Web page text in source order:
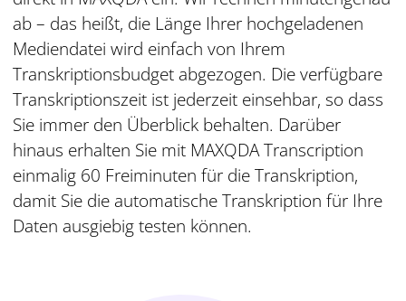
ab – das heißt, die Länge Ihrer hochgeladenen
Mediendatei wird einfach von Ihrem
Transkriptionsbudget abgezogen. Die verfügbare
Transkriptionszeit ist jederzeit einsehbar, so dass
Sie immer den Überblick behalten. Darüber
hinaus erhalten Sie mit MAXQDA Transcription
einmalig 60 Freiminuten für die Transkription,
damit Sie die automatische Transkription für Ihre
Daten ausgiebig testen können.